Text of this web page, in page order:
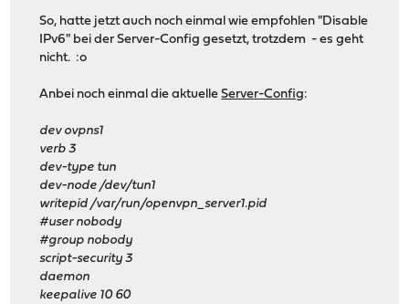
So, hatte jetzt auch noch einmal wie empfohlen "Disable
IPv6" bei der Server-Config gesetzt, trotzdem - es geht
nicht. :o
Anbei noch einmal die aktuelleServer-Config:
dev ovpns1
verb 3
dev-type tun
dev-node /dev/tun1
writepid /var/run/openvpn_server1.pid
#user nobody
#group nobody
script-security 3
daemon
keepalive 10 60